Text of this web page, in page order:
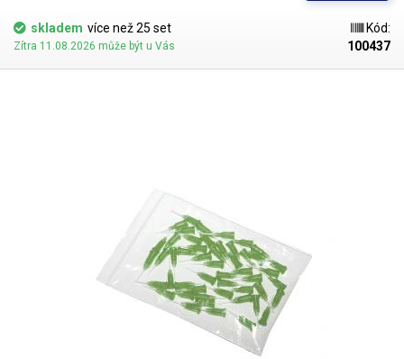
skladem více než 25 set
Zítra 11.08.2026 může být u Vás
Kód:
100437